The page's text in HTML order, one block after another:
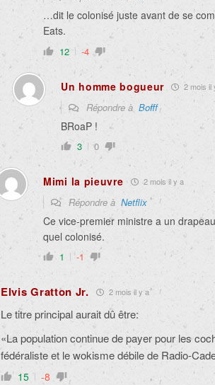
…dit le colonisé juste avant de se
Eats.
12 -4
Un homme bogueur 2 mois il
Répondre à Bofff
BRoaP !
3 0
Mimi la pieuvre 2 mois il y a
Répondre à Netflix
Ce vice-premier ministre a un
quel colonisé.
1 -1
Elvis Gratton Jr. 2 mois il y a
Le titre principal aurait dû être:
«La population continue de payer pour les
fédéraliste et le wokisme débile de Radio-
15 -8